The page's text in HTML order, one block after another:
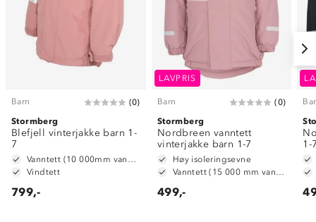
Barn (0)
Stormberg
Blefjell vinterjakke barn 1-
7
Vindtett
799,-
LAVPRIS
Barn (0)
Stormberg
Nordbreen vanntett
vinterjakke barn 1-7
Høy isoleringsevne
499,-
1-